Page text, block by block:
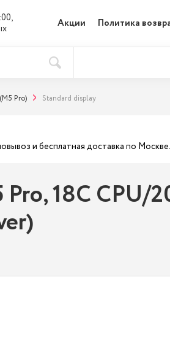
Акции Политика
Pro) Standard display
и бесплатная доставка по Москве.
18C CPU/